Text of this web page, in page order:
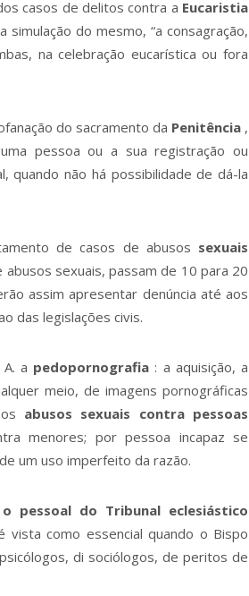
casos de delitos contra a Eucaristia
do mesmo, “a consagração,
na celebração eucarística ou fora
do sacramento da Penitência ,
pessoa ou a sua registração ou
quando não há possibilidade de dá-la
de casos de abusos sexuais
sexuais, passam de 10 para 20
assim apresentar denúncia até aos
das legislações civis.
a pedopornografia : a aquisição, a
meio, de imagens pornográficas
abusos sexuais contra pessoas
menores; por pessoa incapaz se
um uso imperfeito da razão.
pessoal do Tribunal eclesiástico
vista como essencial quando o Bispo
di sociólogos, de peritos de